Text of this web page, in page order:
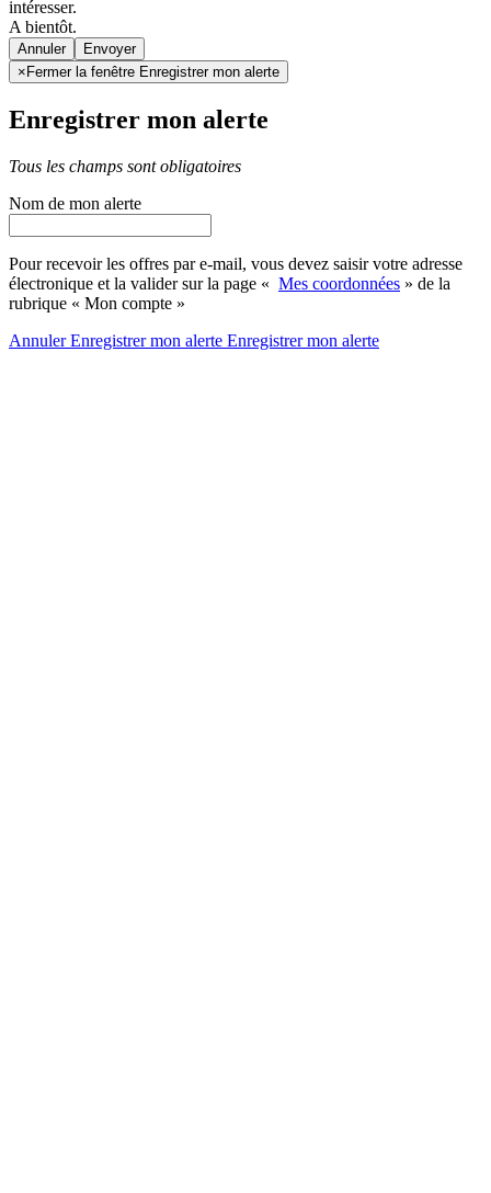
intéresser.
A bientôt.
Annuler
× Fermer la fenêtre Enregistrer mon alerte
Enregistrer mon alerte
Tous les champs sont obligatoires
Nom de mon alerte
Pour recevoir les offres par e-mail, vous devez saisir votre adresse
électronique et la valider sur la page « Mes coordonnées » de la
rubrique « Mon compte »
AnnulerEnregistrer mon alerte Enregistrermon alerte